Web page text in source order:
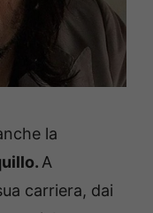
la
A
carriera, dai